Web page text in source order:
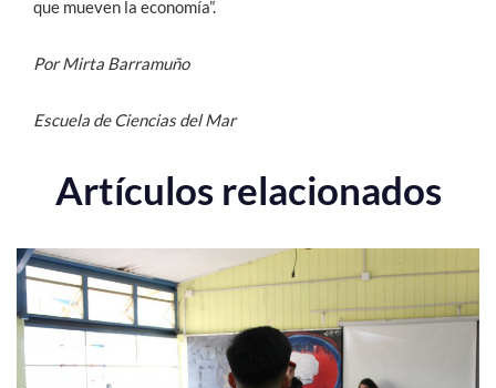
que mueven la economía”.
Por Mirta Barramuño
Escuela de Ciencias del Mar
Artículos relacionados